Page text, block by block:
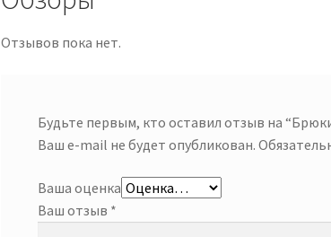
Отзывов пока нет.
Будьте первым, кто оставил отзыв на
Ваш e-mail не будет опубликован.
Ваша оценка
Ваш отзыв *